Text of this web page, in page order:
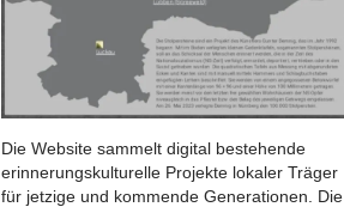
Die Website sammelt digital bestehende
erinnerungskulturelle Projekte lokaler Träger
für jetzige und kommende Generationen. Die